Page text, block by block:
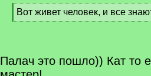
[
q
Вот живет человек, и все
[
Палач это пошло)) Кат то